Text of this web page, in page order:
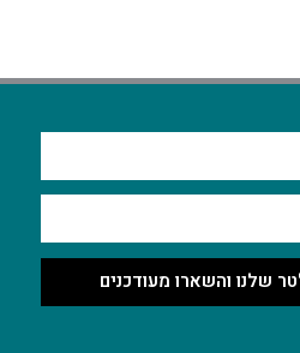
שלנו והשארו מעודכנים